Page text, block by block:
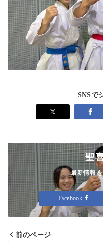
SNSで
聖
最新情報
Facebook
前のページ